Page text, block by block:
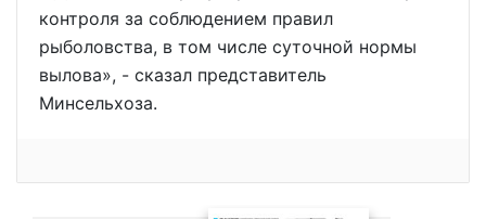
контроля за соблюдением правил
рыболовства, в том числе суточной нормы
вылова», - сказал представитель
Минсельхоза.